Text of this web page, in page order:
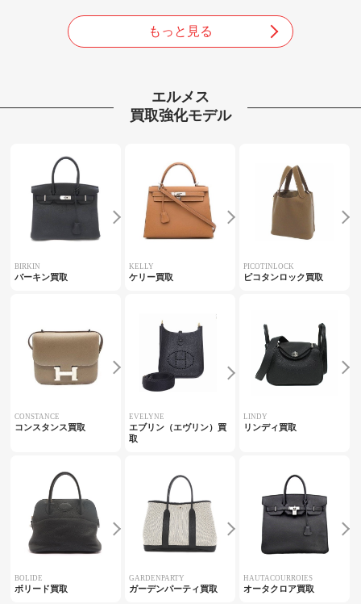
もっと見る
エルメス
買取強化モデル
BIRKIN
バーキン買取
KELLY
ケリー買取
PICOTINLOCK
ピコタンロック買取
CONSTANCE
コンスタンス買取
EVELYNE
エブリン（エヴリン）買
取
LINDY
リンディ買取
BOLIDE
ボリード買取
GARDENPARTY
ガーデンパーティ買取
HAUTACOURROIES
オータクロア買取